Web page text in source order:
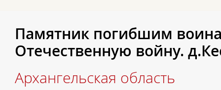
Памятник погибшим
Отечественную войну.
Архангельская область